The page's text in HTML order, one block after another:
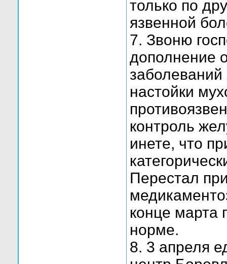
только по
язвенной
7. Звоню
дополнение
настойки
контроль
инете, что
Перестал
конце марта
норме.
8. 3 апреля